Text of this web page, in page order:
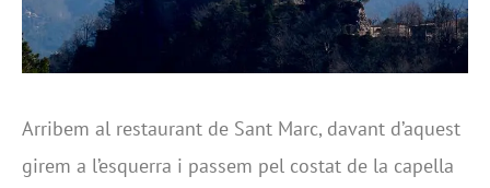
Arribem al restaurant de Sant Marc, davant d’aquest
girem a l’esquerra i passem pel costat de la capella